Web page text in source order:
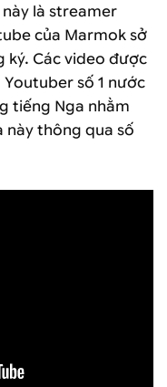
là streamer
của Marmok sở
ký. Các video được
số 1 nước
tiếng Nga nhằm
này thông qua số